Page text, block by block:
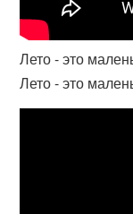
Лето - это
Лето - это